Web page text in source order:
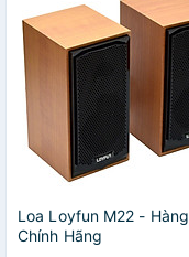
Loa Loyfun M22 - Hàng
Chính Hãng